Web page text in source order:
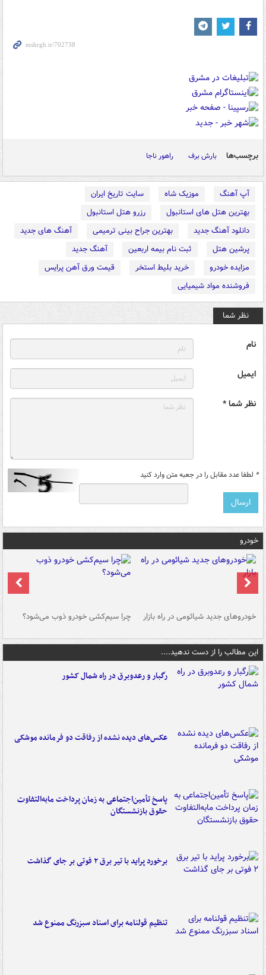
برچسب‌ها بارش برف راهور ناجا
آپ آهنگ موزیک شاه
سایت تاریخ ایران
بهترین هتل های استانبول
رزرو هتل استانبول
دانلود آهنگ جدید
بهترین جراح بینی ترمیمی
آهنگ های جدید
پرشین هتل
ثبت نام بیمه اربعین
آهنگ جدید
مزایده خودرو
خرید بلیط استخر
قیمت ورق آهن پرایس
فروشنده مواد شیمیایی
نظر شما
نام
ایمیل
نظر شما *
* لطفا عدد مقابل را در جعبه متن وارد کنید
خودرو
خودروهای جدید شیائومی در راه بازار چرا سیم‌کشی خودرو ذوب می‌شود؟
این مطالب را از دست ندهید....
رگبار و رعدوبرق در راه شمال کشور
عکس‌های دیده نشده از رفاقت دو فرمانده‌ موشکی
پاسخ تأمین‌اجتماعی به زمان پرداخت مابه‌التفاوت
حقوق بازنشستگان
برخورد پراید با تیر برق ۲ فوتی بر جای گذاشت
تنظیم قولنامه برای اسناد سبزرنگ ممنوع شد